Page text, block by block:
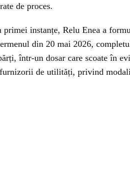
de proces.
instanțe, Relu Enea a
din 20 mai 2026,
într-un dosar care scoate în
de utilități, privind